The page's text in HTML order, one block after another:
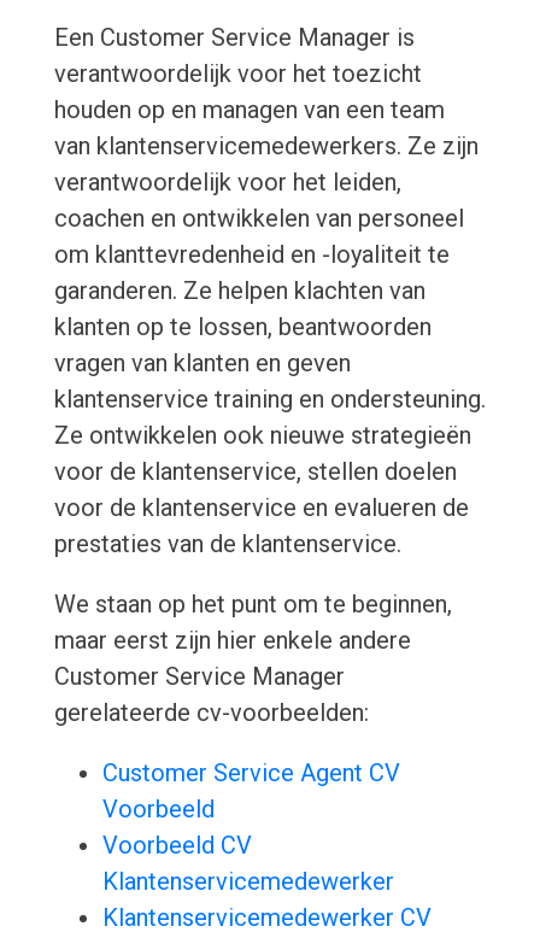
Een Customer Service Manager is
verantwoordelijk voor het toezicht
houden op en managen van een team
van klantenservicemedewerkers. Ze zijn
verantwoordelijk voor het leiden,
coachen en ontwikkelen van personeel
om klanttevredenheid en -loyaliteit te
garanderen. Ze helpen klachten van
klanten op te lossen, beantwoorden
vragen van klanten en geven
klantenservice training en ondersteuning.
Ze ontwikkelen ook nieuwe strategieën
voor de klantenservice, stellen doelen
voor de klantenservice en evalueren de
prestaties van de klantenservice.
We staan op het punt om te beginnen,
maar eerst zijn hier enkele andere
Customer Service Manager
gerelateerde cv-voorbeelden:
Customer Service Agent CV
Voorbeeld
Voorbeeld CV
Klantenservicemedewerker
Klantenservicemedewerker CV